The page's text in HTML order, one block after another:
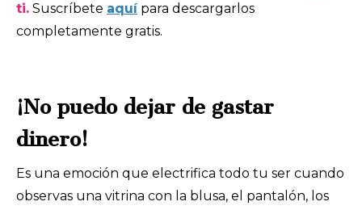
ti. Suscríbete aquípara descargarlos
completamente gratis.
¡No puedo dejar de gastar
dinero!
Es una emoción que electrifica todo tu ser cuando
observas una vitrina con la blusa, el pantalón, los